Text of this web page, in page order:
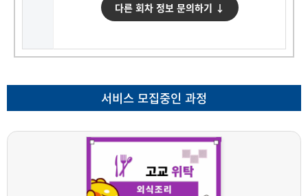
다른 회차 정보 문의하기 ↓
서비스 모집중인 과정